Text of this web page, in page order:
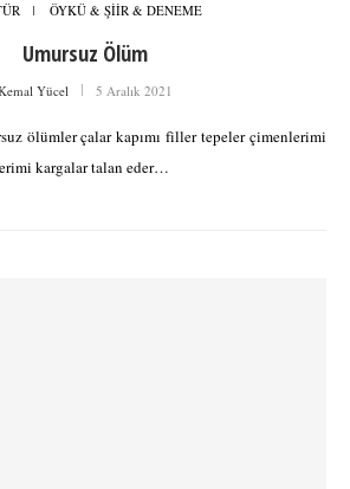
ÖYKÜ & ŞİİR & DENEME
Umursuz Ölüm
Yücel 5 Aralık 2021
ölümler çalar kapımı filler tepeler çimenlerimi
kargalar talan eder…